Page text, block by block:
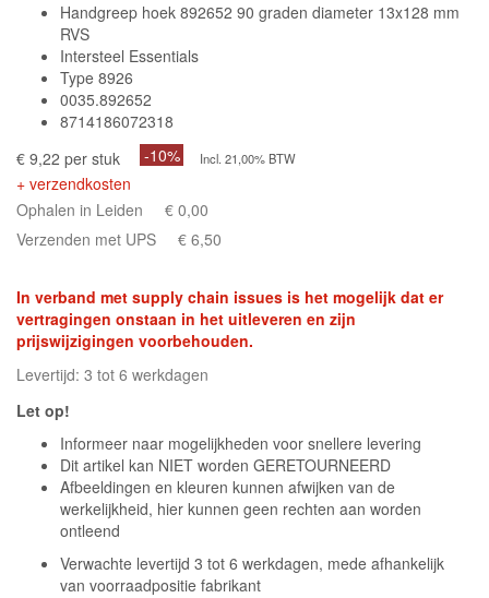
Handgreep hoek 892652 90 graden diameter 13x128 mm
RVS
Intersteel Essentials
Type 8926
0035.892652
8714186072318
€ 9,22 per stuk
-10% Incl. 21,00% BTW
+ verzendkosten
Ophalen in Leiden
€ 0,00
Verzenden met UPS
€ 6,50
In verband met supply chain issues is het mogelijk dat er
vertragingen onstaan in het uitleveren en zijn
prijswijzigingen voorbehouden.
Levertijd: 3 tot 6 werkdagen
Let op!
Informeer naar mogelijkheden voor snellere levering
Dit artikel kan NIET worden GERETOURNEERD
Afbeeldingen en kleuren kunnen afwijken van de
werkelijkheid, hier kunnen geen rechten aan worden
ontleend
Verwachte levertijd 3 tot 6 werkdagen, mede afhankelijk
van voorraadpositie fabrikant